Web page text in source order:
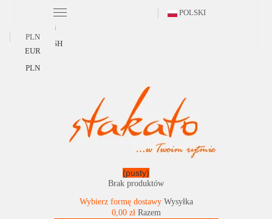
POLSKI
Polski
ENGLISH
PLN
EUR
PLN
(pusty)
Brak produktów
Wybierz formę dostawy Wysyłka
0,00 zł Razem